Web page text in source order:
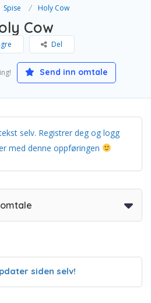
Spise Holy Cow
Cow
Del
Send inn omtale
selv. Registrer deg og logg
med denne oppføringen
siden selv!